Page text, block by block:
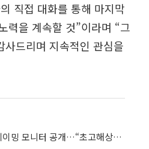
직접 대화를 통해 마지막
력을 계속할 것”이라며 “그
사드리며 지속적인 관심을
삼성전자, 업계 최초 6K 게이밍 모니터 공개…“초고해상도·OLED로 시장 공략 강화”